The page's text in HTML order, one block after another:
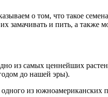
о том, что такое
замачивать и пить, а
из самых ценнейших
до нашей эры).
одного из